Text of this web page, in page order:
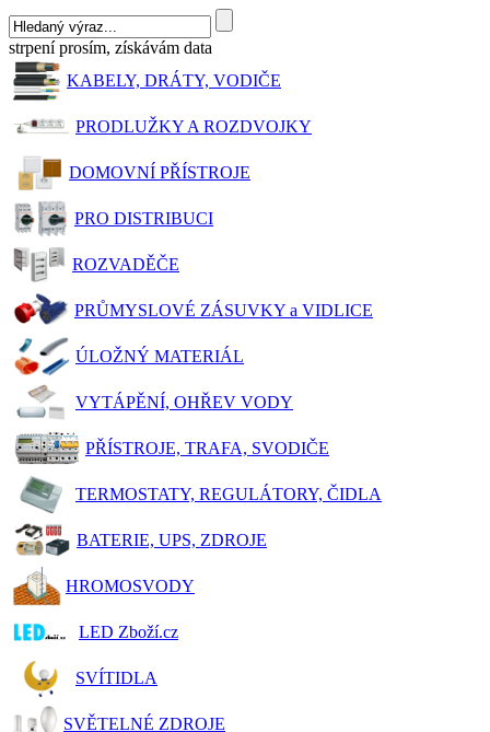
strpení prosím, získávám data
KABELY, DRÁTY, VODIČE
PRODLUŽKY A ROZDVOJKY
DOMOVNÍ PŘÍSTROJE
PRO DISTRIBUCI
ROZVADĚČE
PRŮMYSLOVÉ ZÁSUVKY a VIDLICE
ÚLOŽNÝ MATERIÁL
VYTÁPĚNÍ, OHŘEV VODY
PŘÍSTROJE, TRAFA, SVODIČE
TERMOSTATY, REGULÁTORY, ČIDLA
BATERIE, UPS, ZDROJE
HROMOSVODY
LED Zboží.cz
SVÍTIDLA
SVĚTELNÉ ZDROJE